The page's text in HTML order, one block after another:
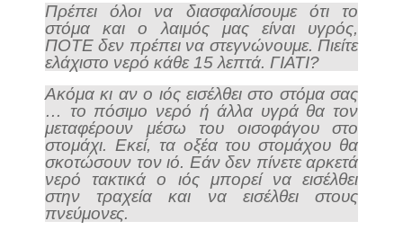
Πρέπει όλοι να διασφαλίσουμε ότι το
στόμα και ο λαιμός μας είναι υγρός,
ΠΟΤΕ δεν πρέπει να στεγνώνουμε. Πιείτε
ελάχιστο νερό κάθε 15 λεπτά. ΓΙΑΤΙ?
Ακόμα κι αν ο ιός εισέλθει στο στόμα σας
… το πόσιμο νερό ή άλλα υγρά θα τον
μεταφέρουν μέσω του οισοφάγου στο
στομάχι. Εκεί, τα οξέα του στομάχου θα
σκοτώσουν τον ιό. Εάν δεν πίνετε αρκετά
νερό τακτικά ο ιός μπορεί να εισέλθει
στην τραχεία και να εισέλθει στους
πνεύμονες.